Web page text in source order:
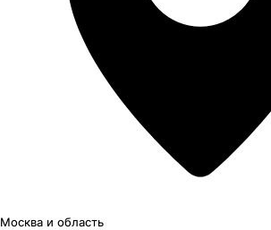
Москва и область